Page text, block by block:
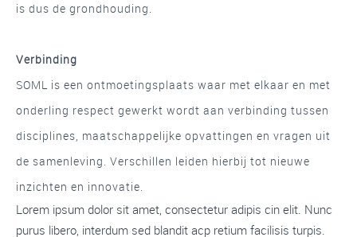
is dus de grondhouding.
Verbinding
SOML is een ontmoetingsplaats waar met elkaar en met
onderling respect gewerkt wordt aan verbinding tussen
disciplines, maatschappelijke opvattingen en vragen uit
de samenleving. Verschillen leiden hierbij tot nieuwe
inzichten en innovatie.
Lorem ipsum dolor sit amet, consectetur adipis cin elit. Nunc
purus libero, interdum sed blandit acp retium facilisis turpis.